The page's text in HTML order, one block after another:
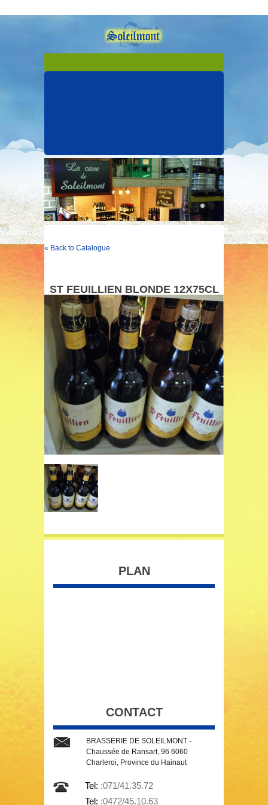
« Back to Catalogue
ST FEUILLIEN BLONDE 12X75CL
PLAN
CONTACT
BRASSERIE DE SOLEILMONT -
Chaussée de Ransart, 96 6060
Charleroi, Province du Hainaut
Tel: :071/41.35.72
Tel: :0472/45.10.63